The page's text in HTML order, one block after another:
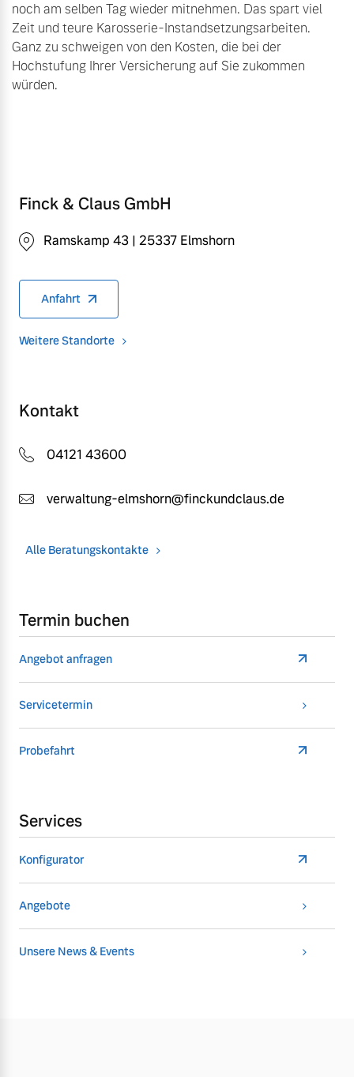
noch am selben Tag wieder mitnehmen. Das spart viel
Zeit und teure Karosserie-Instandsetzungsarbeiten.
Ganz zu schweigen von den Kosten, die bei der
Hochstufung Ihrer Versicherung auf Sie zukommen
würden.
Finck & Claus GmbH
Ramskamp 43 | 25337 Elmshorn
Anfahrt
Weitere Standorte
Kontakt
04121 43600
verwaltung-elmshorn@finckundclaus.de
Alle Beratungskontakte
Termin buchen
Angebot anfragen
Servicetermin
Probefahrt
Services
Konfigurator
Angebote
Unsere News & Events